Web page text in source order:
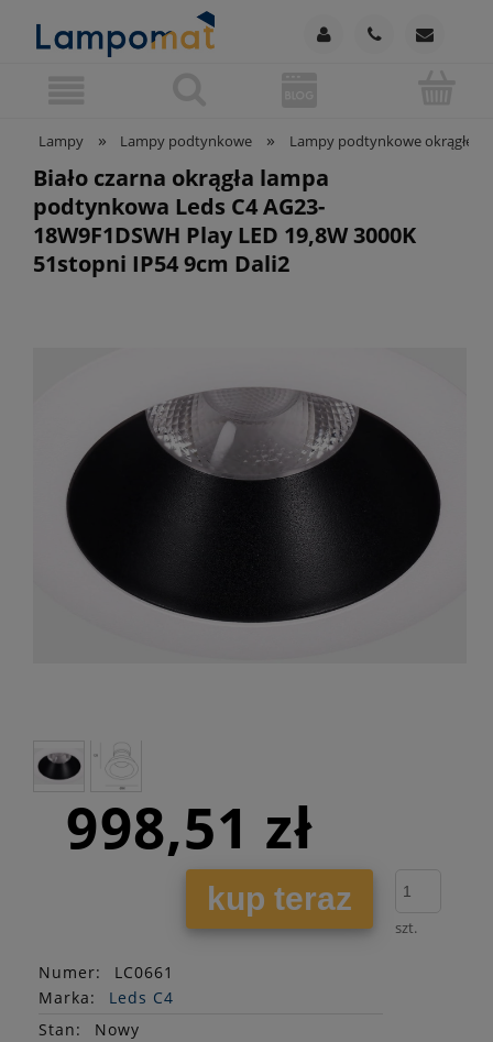
Lampy » Lampy podtynkowe » Lampy podtynkowe okrągłe
Biało czarna okrągła lampa
podtynkowa Leds C4 AG23-
18W9F1DSWH Play LED 19,8W 3000K
51stopni IP54 9cm Dali2
998,51 zł
kup teraz
szt.
Numer:
LC0661
Marka:
Leds C4
Stan:
Nowy